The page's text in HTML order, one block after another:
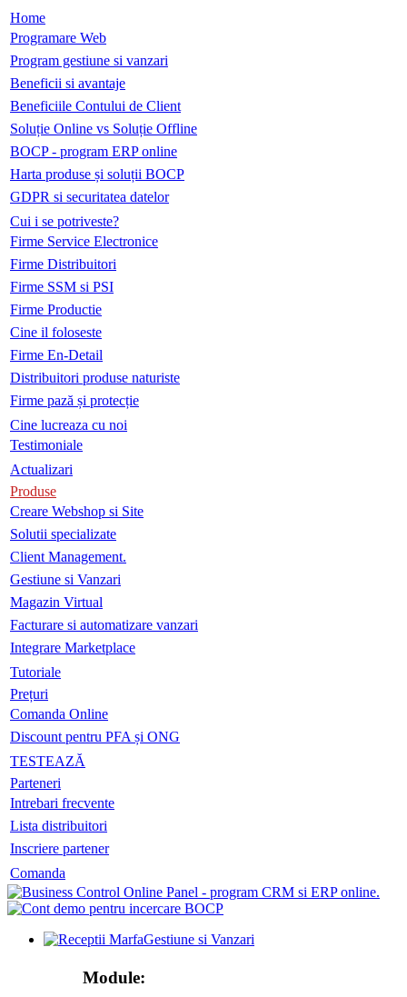
Home
Programare Web
Program gestiune si vanzari
Beneficii si avantaje
Beneficiile Contului de Client
Soluție Online vs Soluție Offline
BOCP - program ERP online
Harta produse și soluții BOCP
GDPR si securitatea datelor
Cui i se potriveste?
Firme Service Electronice
Firme Distribuitori
Firme SSM si PSI
Firme Productie
Cine il foloseste
Firme En-Detail
Distribuitori produse naturiste
Firme pază și protecție
Cine lucreaza cu noi
Testimoniale
Actualizari
Produse
Creare Webshop si Site
Solutii specializate
Client Management.
Gestiune si Vanzari
Magazin Virtual
Facturare si automatizare vanzari
Integrare Marketplace
Tutoriale
Prețuri
Comanda Online
Discount pentru PFA și ONG
TESTEAZĂ
Parteneri
Intrebari frecvente
Lista distribuitori
Inscriere partener
Comanda
Gestiune si Vanzari
Module: